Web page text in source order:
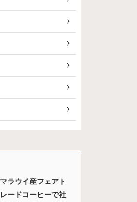
マラウイ産フェアト
レードコーヒーで社